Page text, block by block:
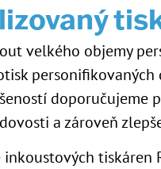
velkého objemy
doporučujeme
a zároveň
inkoustových